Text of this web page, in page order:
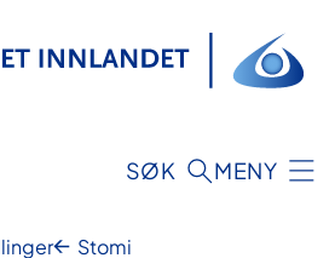
SØK MENY
Stomi